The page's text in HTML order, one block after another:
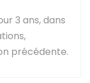
3 ans, dans
précédente.